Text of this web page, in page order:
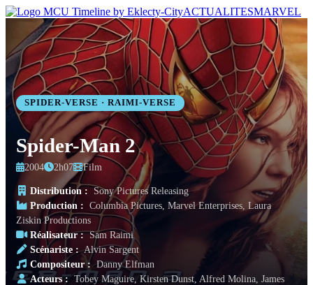
ACTUALITESMARVEL
SPIDER-VERSE · RAIMI-VERSE
Spider-Man 2
2004 2h07 Film
Distribution : Sony Pictures Releasing
Production : Columbia Pictures, Marvel Enterprises, Laura
Ziskin Productions
Réalisateur : Sam Raimi
Scénariste : Alvin Sargent
Compositeur : Danny Elfman
Acteurs : Tobey Maguire, Kirsten Dunst, Alfred Molina, James